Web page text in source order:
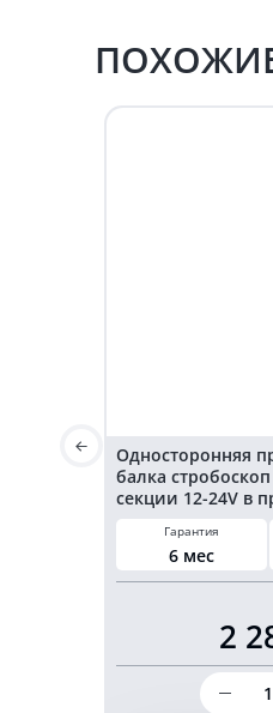
Односторонняя
балка
секции 12-24V в
Гарантия
6 мес
2